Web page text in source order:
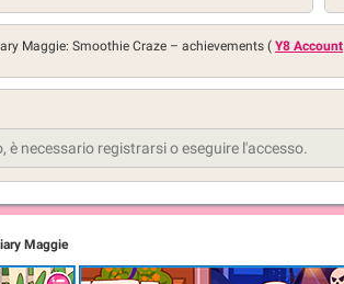
Maggie: Smoothie Craze – achievements ( Y8 Account
Maggie